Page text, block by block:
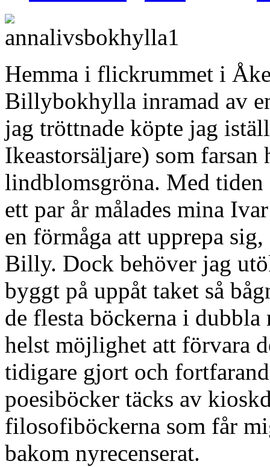
Hemma i flickrummet i
Billybokhylla inramad av
jag tröttnade köpte jag
Ikeastorsäljare) som
lindblomsgröna. Med
ett par år målades mina
en förmåga att upprepa
Billy. Dock behöver jag
byggt på uppåt taket så
de flesta böckerna i
helst möjlighet att förvara
tidigare gjort och
poesiböcker täcks av
filosofiböckerna som får
bakom nyrecenserat.